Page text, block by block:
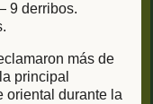
9 derribos.
más de
principal
oriental durante la